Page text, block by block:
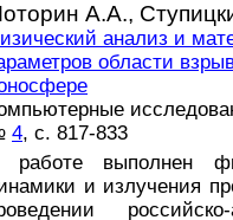
А.А.,
анализ и
области
4, с. 817-833
работе выполнен
и излучения